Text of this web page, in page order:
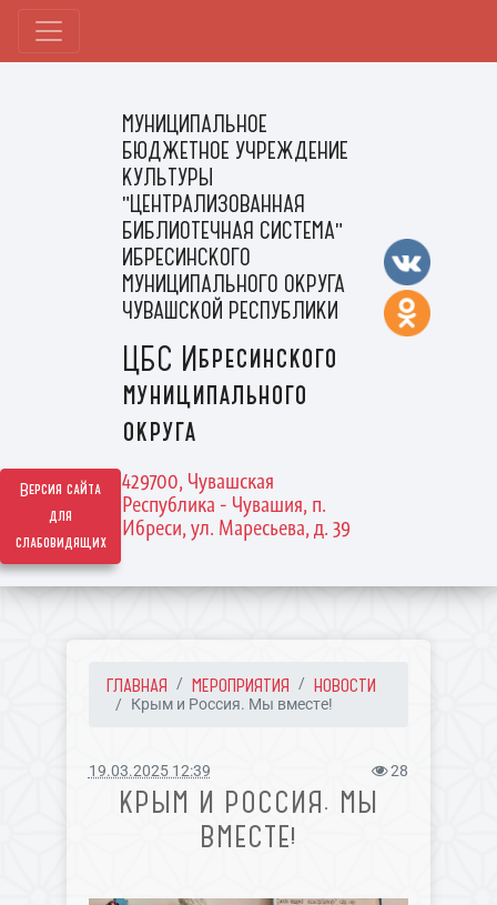
Версия сайта
для
слабовидящих
МУНИЦИПАЛЬНОЕ
БЮДЖЕТНОЕ УЧРЕЖДЕНИЕ
КУЛЬТУРЫ
"ЦЕНТРАЛИЗОВАННАЯ
БИБЛИОТЕЧНАЯ СИСТЕМА"
ИБРЕСИНСКОГО
МУНИЦИПАЛЬНОГО ОКРУГА
ЧУВАШСКОЙ РЕСПУБЛИКИ
ЦБС Ибресинского
муниципального
округа
429700, Чувашская
Республика - Чувашия, п.
Ибреси, ул. Маресьева, д. 39
ГЛАВНАЯ МЕРОПРИЯТИЯ НОВОСТИ
Крым и Россия. Мы вместе!
19.03.2025 12:39 28
КРЫМ И РОССИЯ. МЫ
ВМЕСТЕ!